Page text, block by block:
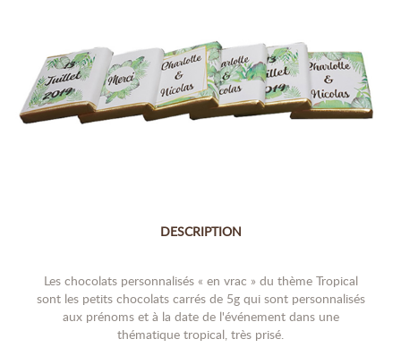
DESCRIPTION
Les chocolats personnalisés « en vrac » du thème Tropical
sont les petits chocolats carrés de 5g qui sont personnalisés
aux prénoms et à la date de l'événement dans une
thématique tropical, très prisé.